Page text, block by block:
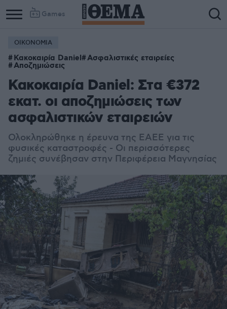
Games
ΟΙΚΟΝΟΜΙΑ
Κακοκαιρία Daniel Ασφαλιστικές εταιρείες
Αποζημιώσεις
Κακοκαιρία Daniel: Στα €372
εκατ. οι αποζημιώσεις των
ασφαλιστικών εταιρειών
Ολοκληρώθηκε η έρευνα της ΕΑΕΕ για τις
φυσικές καταστροφές - Οι περισσότερες
ζημιές συνέβησαν στην Περιφέρεια Μαγνησίας